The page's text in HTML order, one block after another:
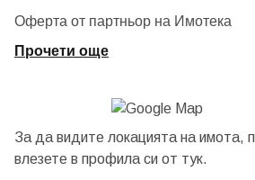
Оферта от партньор на Имотека
Прочети още
За да видите локацията на имота,
влезете в профила си от тук.